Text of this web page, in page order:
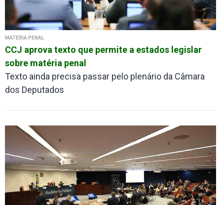
MATÉRIA PENAL
CCJ aprova texto que permite a estados legislar
sobre matéria penal
Texto ainda precisa passar pelo plenário da Câmara
dos Deputados